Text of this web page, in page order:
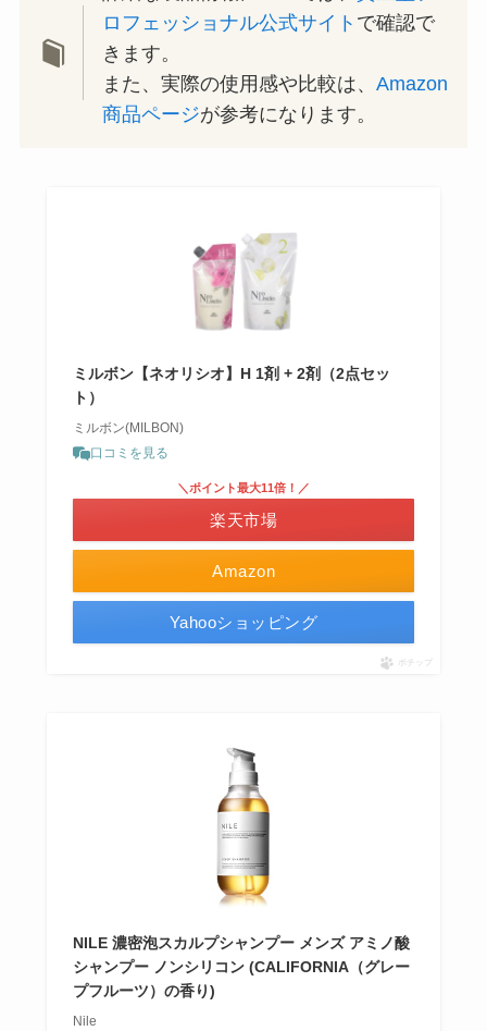
ロフェッショナル公式サイト で確認で
きます。
また、実際の使用感や比較は、Amazon
商品ページが参考になります。
ミルボン【ネオリシオ】H 1剤 + 2剤（2点セッ
ト）
ミルボン(MILBON)
口コミを見る
Amazon
＼ポイント最大11倍！／
楽天市場
Yahooショッピング
ポチップ
NILE 濃密泡スカルプシャンプー メンズ アミノ酸
シャンプー ノンシリコン (CALIFORNIA（グレー
プフルーツ）の香り)
Nile